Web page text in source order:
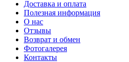
Доставка и оплата
Полезная информация
О нас
Отзывы
Возврат и обмен
Фотогалерея
Контакты